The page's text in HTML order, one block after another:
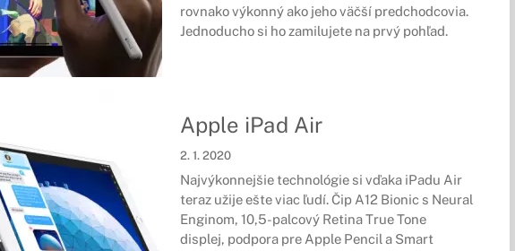
rovnako výkonný ako jeho väčší predchodcovia.
Jednoducho si ho zamilujete na prvý pohľad.
Apple iPad Air
2. 1. 2020
Najvýkonnejšie technológie si vďaka iPadu Air
teraz užije ešte viac ľudí. Čip A12 Bionic s Neural
Enginom, 10,5-palcový Retina True Tone
displej, podpora pre Apple Pencil a Smart